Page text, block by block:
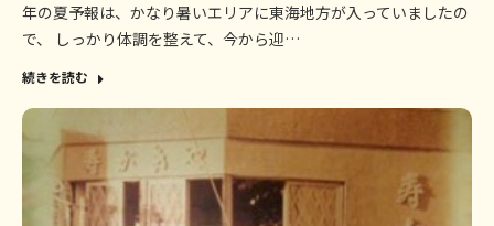
年の夏予報は、かなり暑いエリアに東海地方が入っていましたの
で、 しっかり体調を整えて、今から迎…
続きを読む